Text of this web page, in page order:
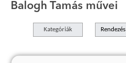
Balogh Tamás művei
Kategóriák Rendezés